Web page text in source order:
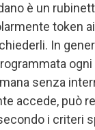
è un
token
In
ogni
senza
accede, può
i criteri